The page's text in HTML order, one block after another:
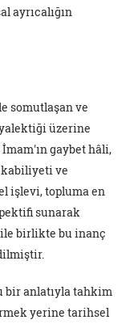
ayrıcalığın
somutlaşan ve
üzerine
gaybet hâli,
ve
işlevi, topluma en
sunarak
birlikte bu inanç
bir anlatıyla tahkim
yerine tarihsel